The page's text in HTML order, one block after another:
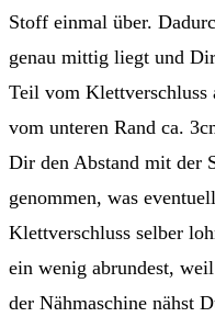
Stoff einmal über.
genau mittig liegt und
Teil vom Klettverschluss
vom unteren Rand ca.
Dir den Abstand mit der
genommen, was
Klettverschluss selber
ein wenig abrundest,
der Nähmaschine nähst